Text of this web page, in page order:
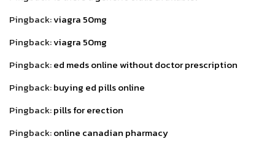
Pingback:viagra 50mg
Pingback:viagra 50mg
Pingback:ed meds online without doctor prescription
Pingback:buying ed pills online
Pingback:pills for erection
Pingback:online canadian pharmacy